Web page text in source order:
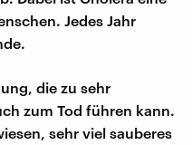
Jedes Jahr
die zu sehr
zum Tod führen kann.
sehr viel sauberes